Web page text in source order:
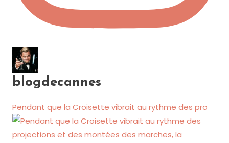
blogdecannes
Pendant que la Croisette vibrait au rythme des pro